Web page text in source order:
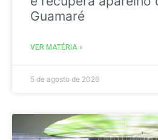
Guamaré
VER MATÉRIA »
5 de agosto de 2026